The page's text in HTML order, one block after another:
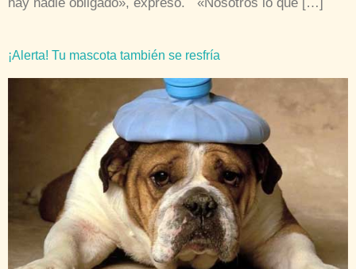
¡Alerta! Tu mascota también se resfría